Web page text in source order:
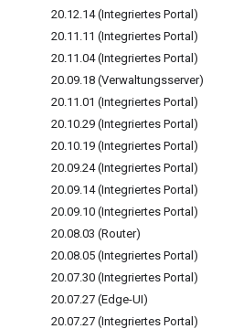
20.12.14 (Integriertes Portal)
20.11 .11 (Integriertes Portal)
20.11 .04 (Integriertes Portal)
20.09.18 (Verwaltungsserver)
20.11 .01 (Integriertes Portal)
20.10.29 (Integriertes Portal)
20.10.19 (Integriertes Portal)
20.09.24 (Integriertes Portal)
20.09.14 (Integriertes Portal)
20.09.10 (Integriertes Portal)
20.08.03 (Router)
20.08.05 (Integriertes Portal)
20.07.30 (Integriertes Portal)
20.07.27 (Edge-UI)
20.07.27 (Integriertes Portal)